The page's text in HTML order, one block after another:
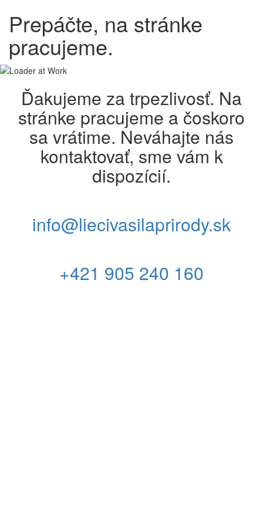
Prepáčte, na stránke
pracujeme.
Ďakujeme za trpezlivosť. Na
stránke pracujeme a čoskoro
sa vrátime. Neváhajte nás
kontaktovať, sme vám k
dispozícií.
info@liecivasilaprirody.sk
+421 905 240 160